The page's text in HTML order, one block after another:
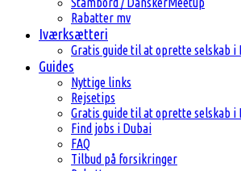
Rabatter mv
Iværksætteri
Gratis guide til at oprette selskab i
Guides
Nyttige links
Rejsetips
Gratis guide til at oprette selskab i
Find jobs i Dubai
FAQ
Tilbud på forsikringer